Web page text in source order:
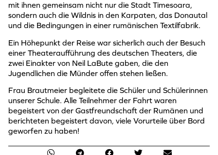
mit ihnen gemeinsam nicht nur die Stadt Timesoara,
sondern auch die Wildnis in den Karpaten, das Donautal
und die Bedingungen in einer rumänischen Textilfabrik.
Ein Höhepunkt der Reise war sicherlich auch der Besuch
einer Theateraufführung des deutschen Theaters, die
zwei Einakter von Neil LaBute gaben, die den
Jugendlichen die Münder offen stehen ließen.
Frau Brautmeier begleitete die Schüler und Schülerinnen
unserer Schule. Alle Teilnehmer der Fahrt waren
begeistert von der Gastfreundschaft der Rumänen und
berichteten begeistert davon, viele Vorurteile über Bord
geworfen zu haben!